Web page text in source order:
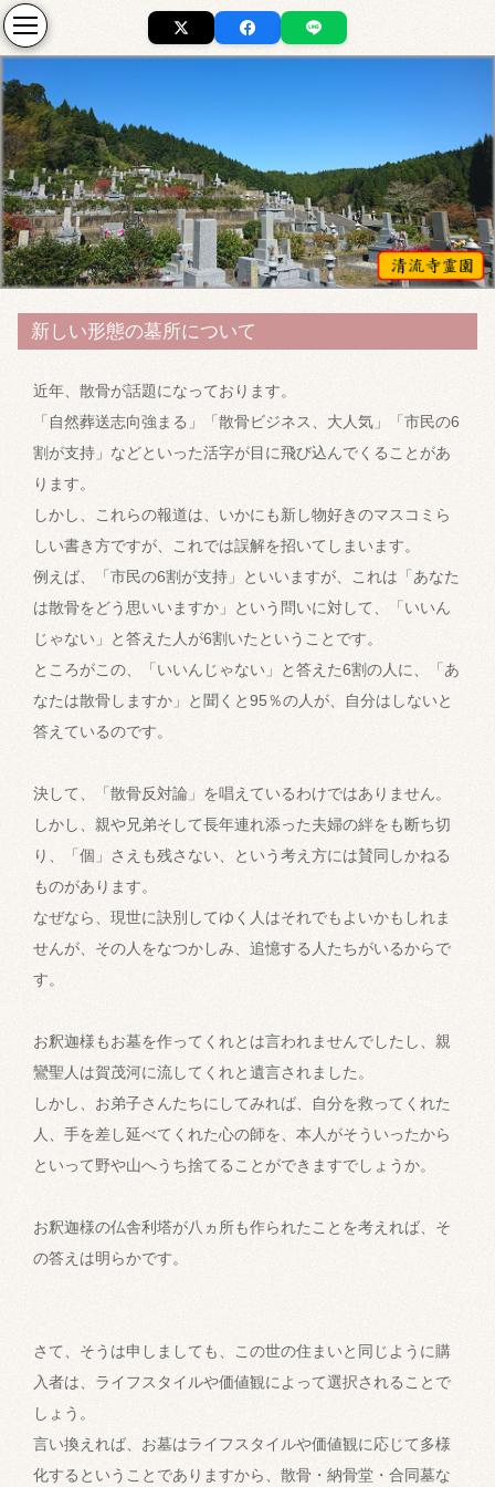
新しい形態の墓所について
近年、散骨が話題になっております。
「自然葬送志向強まる」「散骨ビジネス、大人気」「市民の6
割が支持」などといった活字が目に飛び込んでくることがあ
ります。
しかし、これらの報道は、いかにも新し物好きのマスコミら
しい書き方ですが、これでは誤解を招いてしまいます。
例えば、「市民の6割が支持」といいますが、これは「あなた
は散骨をどう思いいますか」という問いに対して、「いいん
じゃない」と答えた人が6割いたということです。
ところがこの、「いいんじゃない」と答えた6割の人に、「あ
なたは散骨しますか」と聞くと95％の人が、自分はしないと
答えているのです。
決して、「散骨反対論」を唱えているわけではありません。
しかし、親や兄弟そして長年連れ添った夫婦の絆をも断ち切
り、「個」さえも残さない、という考え方には賛同しかねる
ものがあります。
なぜなら、現世に訣別してゆく人はそれでもよいかもしれま
せんが、その人をなつかしみ、追憶する人たちがいるからで
す。
お釈迦様もお墓を作ってくれとは言われませんでしたし、親
鸞聖人は賀茂河に流してくれと遺言されました。
しかし、お弟子さんたちにしてみれば、自分を救ってくれた
人、手を差し延べてくれた心の師を、本人がそういったから
といって野や山へうち捨てることができますでしょうか。
お釈迦様の仏舎利塔が八ヵ所も作られたことを考えれば、そ
の答えは明らかです。
さて、そうは申しましても、この世の住まいと同じように購
入者は、ライフスタイルや価値観によって選択されることで
しょう。
言い換えれば、お墓はライフスタイルや価値観に応じて多様
化するということでありますから、散骨・納骨堂・合同墓な